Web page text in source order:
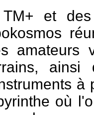
et
amateurs
ainsi
à
où